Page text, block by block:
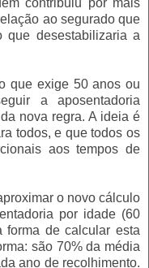
contribuiu por mais
ao segurado que
que desestabilizaria a
que exige 50 anos ou
a aposentadoria
nova regra. A ideia é
todos, e que todos os
aos tempos de
o novo cálculo
por idade (60
forma de calcular esta
são 70% da média
ano de recolhimento.